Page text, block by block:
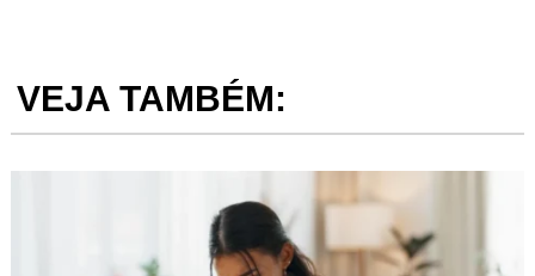
VEJA TAMBÉM: